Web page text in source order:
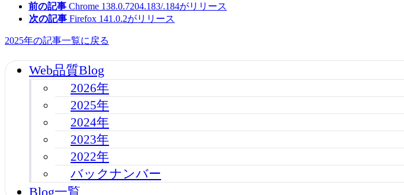
前の記事 Chrome 138.0.7204.183/.184がリリース
次の記事 Firefox 141.0.2がリリース
2025年の記事一覧に戻る
Web品質Blog
2026年
2025年
2024年
2023年
2022年
バックナンバー
Blog一覧